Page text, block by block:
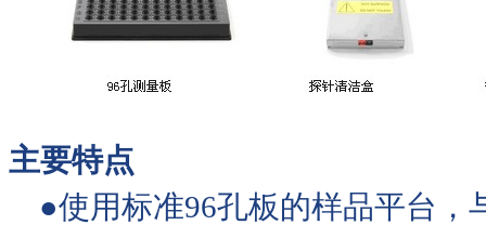
主要特点
●使用标准96孔板的样品平台，